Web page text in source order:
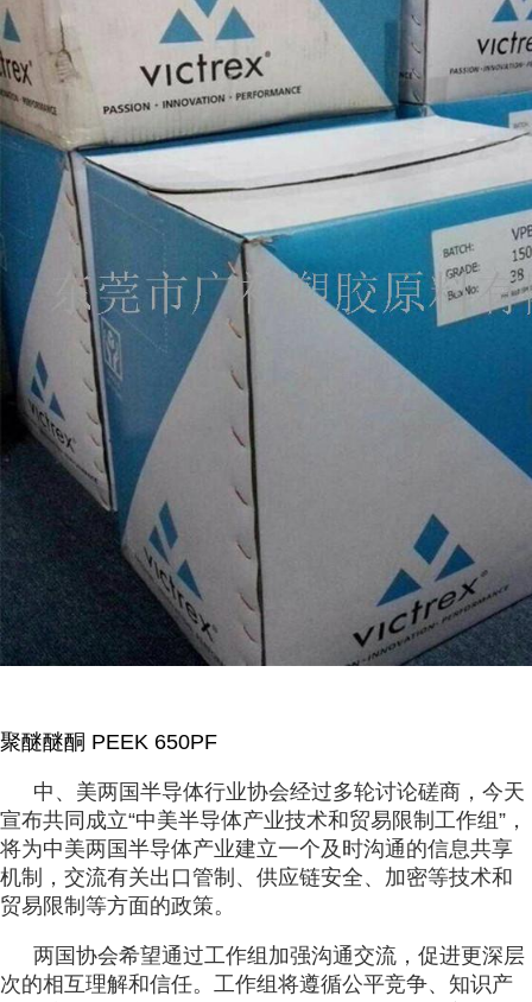
聚醚醚酮 PEEK 650PF
中、美两国半导体行业协会经过多轮讨论磋商，今天
宣布共同成立“中美半导体产业技术和贸易限制工作组”，
将为中美两国半导体产业建立一个及时沟通的信息共享
机制，交流有关出口管制、供应链安全、加密等技术和
贸易限制等方面的政策。
两国协会希望通过工作组加强沟通交流，促进更深层
次的相互理解和信任。工作组将遵循公平竞争、知识产